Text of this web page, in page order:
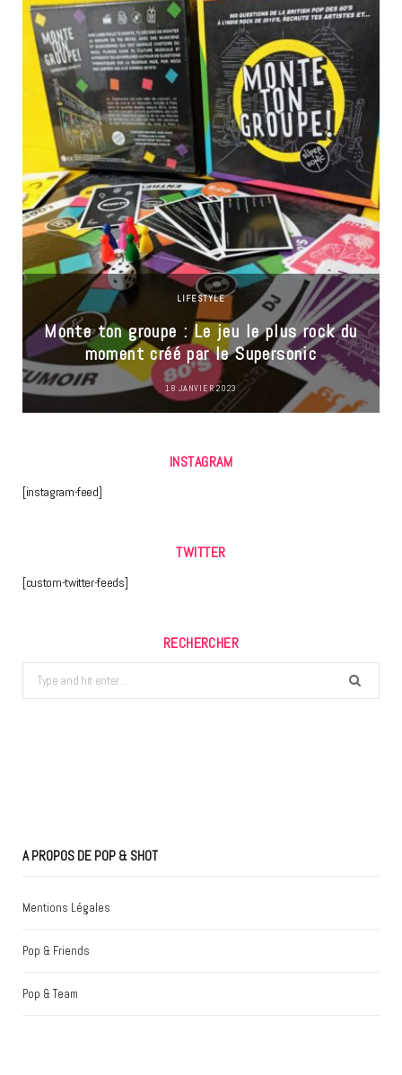
LIFESTYLE
Monte ton groupe : Le jeu le plus rock du
moment créé par le Supersonic
18 JANVIER 2023
INSTAGRAM
[instagram-feed]
TWITTER
[custom-twitter-feeds]
RECHERCHER
Search
for:
A PROPOS DE POP & SHOT
Mentions Légales
Pop & Friends
Pop & Team